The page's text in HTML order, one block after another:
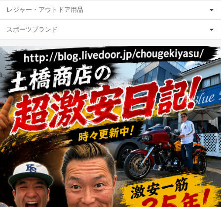
レジャー・アウトドア用品
スポーツブランド